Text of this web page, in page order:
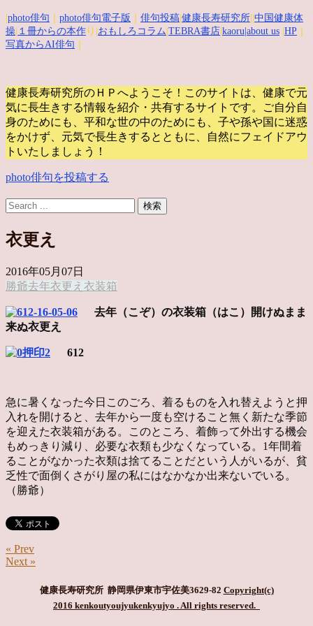
photo俳句 photo俳句電子版 俳句投稿 健康長寿研究所 中国健康体
操 １冊からの本作 り| おもしろコラム TEBRA書店 kaoru |about us HP
写真からAI俳句
健康長寿研究所のＨＰへようこそ！このサイトは、健康で元
気に長生きする情報を紹介・共有するサイトです。
ご自分自
身のためにも、平和な世の中のためにも、子や孫や国に迷惑
をかけず、元気で長生きするとともに、自然にフェイドアウ
トいたしましょう！
photo俳句を投稿する
衣更え
2016年05月07日
勝爺去年衣更え 衣装箱
去年（こぞ）の衣装箱（はこ）開けぬまま
来ぬ衣更え
612
急に暑くなった今日このごろ、着るものを入れ替えようと押
入れを開けると、去年から一度も空けること無く新たな季節
を迎えた衣装箱がある。このところ、着飾って外出する機会
もめっきり減り、必要な衣類も少なくなっている。1年間着
ることがなかった衣類は捨てることだという人がいるが、貧
乏性で面倒くさがり屋の私にはなかなか出来ないでいる。
（勝爺）
« Prev
Next »
健康長寿研究所 静岡県伊東市宇佐美3629-82 Copyright(c)
2016 kenkoutyoujyukenkyujyo . All rights reserved.